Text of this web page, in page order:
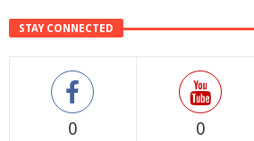
STAY CONNECTED
0 0